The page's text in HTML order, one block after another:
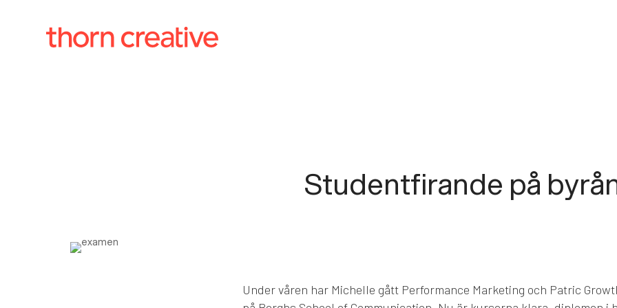
Studentfirande på
Under våren har Michelle gått Performance Marketing och Patric